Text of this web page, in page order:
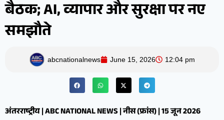
बैठक; AI, व्यापार और सुरक्षा पर नए
समझौते
abcnationalnews June 15, 2026 12:04 pm
अंतरराष्ट्रीय | ABC NATIONAL NEWS | नीस (फ्रांस) | 15 जून 2026